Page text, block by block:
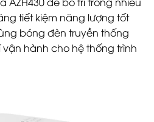
tiết kiệm năng lượng tốt
bóng đèn truyền thống
hành cho hệ thống trình